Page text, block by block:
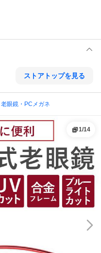
ストアトップを見る
老眼鏡・PCメガネ
1/14